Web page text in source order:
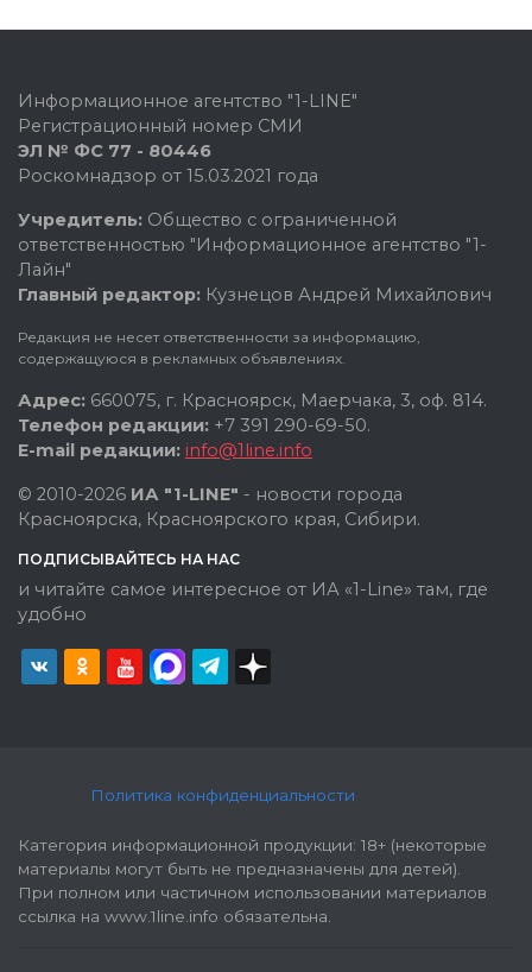
Информационное агентство "1-LINE"
Регистрационный номер СМИ
ЭЛ № ФС 77 - 80446
Роскомнадзор от 15.03.2021 года
Учредитель: Общество с ограниченной
ответственностью "Информационное агентство "1-
Лайн"
Главный редактор: Кузнецов Андрей Михайлович
Редакция не несет ответственности за информацию,
содержащуюся в рекламных объявлениях.
Адрес: 660075, г. Красноярск, Маерчака, 3, оф. 814.
Телефон редакции: +7 391 290-69-50.
E-mail редакции: info@1line.info
© 2010-2026 ИА "1-LINE" - новости города
Красноярска, Красноярского края, Сибири.
ПОДПИСЫВАЙТЕСЬ НА НАС
и читайте самое интересное от ИА «1-Line» там, где
удобно
Политика конфиденциальности
Категория информационной продукции: 18+ (некоторые
материалы могут быть не предназначены для детей).
При полном или частичном использовании материалов
ссылка на www.1line.info обязательна.